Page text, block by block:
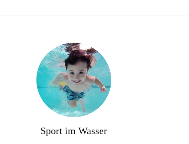
Sport im Wasser